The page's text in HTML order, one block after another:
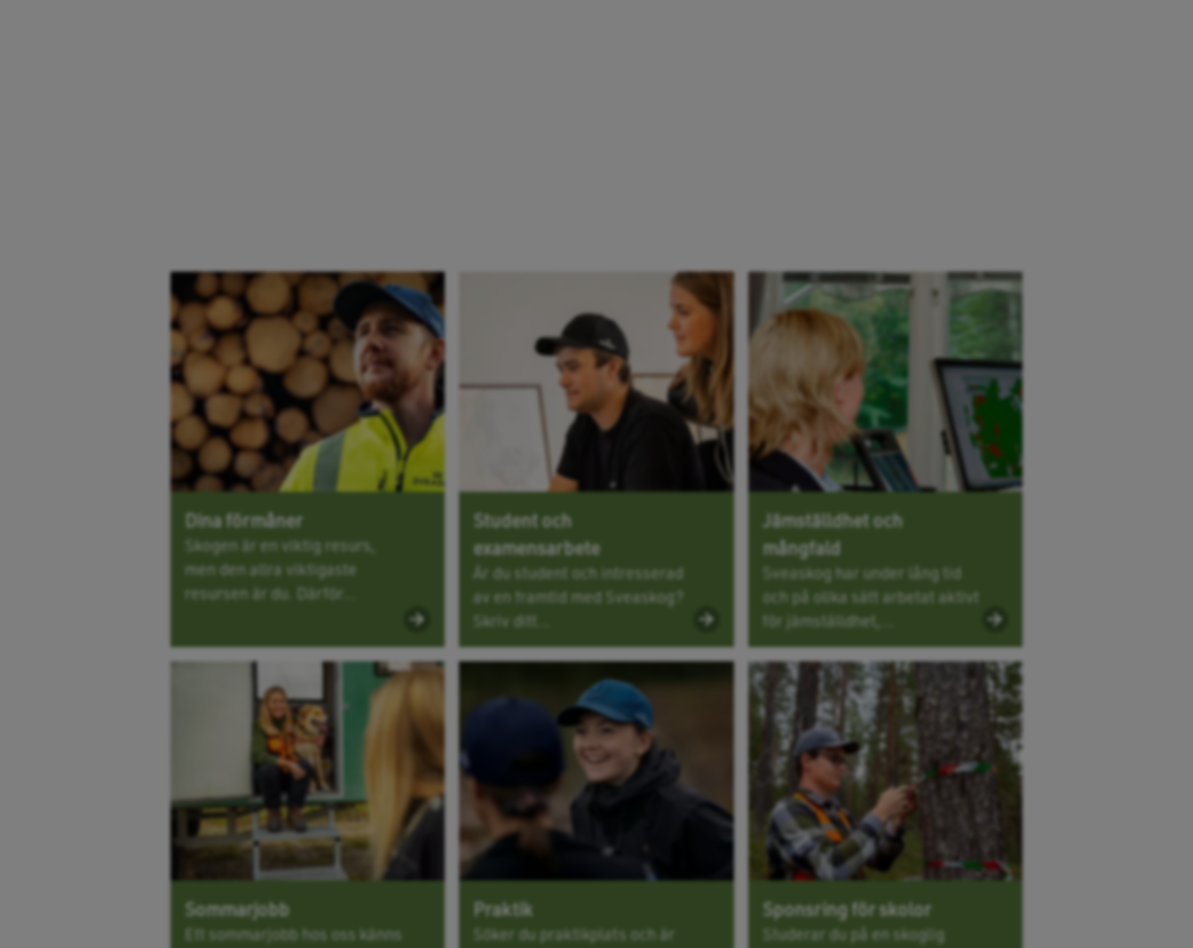
Dina förmåner
Skogen är en viktig resurs,
men den allra viktigaste
resursen är du. Därför...
Student och
examensarbete
Är du student och intresserad
av en framtid med Sveaskog?
Skriv ditt...
Jämställdhet och
mångfald
Sveaskog har under lång tid
och på olika sätt arbetat aktivt
för jämställdhet,...
Sommarjobb
Ett sommarjobb hos oss känns
Praktik
Söker du praktikplats och är
Sponsring för skolor
Studerar du på en skoglig